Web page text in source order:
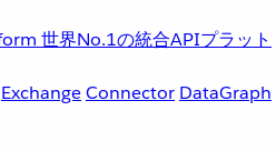
世界No.1の統合APIプラット
ExchangeConnector DataGraph